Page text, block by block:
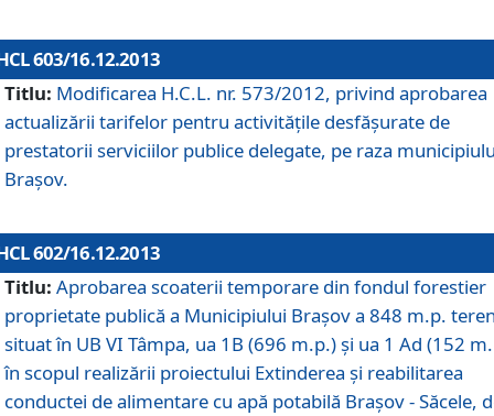
603/16.12.2013
Titlu: Modificarea H.C.L. nr. 573/2012, privind aprobarea
actualizării tarifelor pentru activităţile desfăşurate de
prestatorii serviciilor publice delegate, pe raza
Braşov.
602/16.12.2013
Titlu: Aprobarea scoaterii temporare din fondul forestier
proprietate publică a Municipiului Braşov a 848 m.p.
situat în UB VI Tâmpa, ua 1B (696 m.p.) şi ua 1 Ad (152
în scopul realizării proiectului Extinderea şi reabilitarea
conductei de alimentare cu apă potabilă Braşov - Săcele,